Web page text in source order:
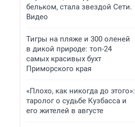
бельком, стала звездой Сети.
Видео
Тигры на пляже и 300 оленей
в дикой природе: топ-24
самых красивых бухт
Приморского края
«Плохо, как никогда до этого»:
таролог о судьбе Кузбасса и
его жителей в августе